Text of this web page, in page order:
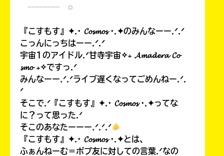
┈┈┈┈ ◌
『こすもす』✦.· 𝓒𝓸𝓼𝓶𝓸𝓼 ·.✦のみんなーー.ᐟ.ᐟ
こっんにっちはーー.ᐟ.ᐟ
宇宙1のアイドル.ᐟ甘寺宇宙✧₊ 𝓐𝓶𝓪𝓭𝓮𝓻𝓪 𝓒𝓸
𝓼𝓶𝓸 ₊✧ですっ.ᐟ
みんなーー.ᐟ.ᐟライブ遅くなってごめんねー.ᐟ.
ᐟ
そこで.ᐟ『こすもす』✦.· 𝓒𝓸𝓼𝓶𝓸𝓼 ·.✦ってな
に？って思った.ᐟ
そこのあなたーーー.ᐟ.ᐟ.ᐟ
『こすもす』✦.· 𝓒𝓸𝓼𝓶𝓸𝓼 ·.✦とは、
ふぁんねーむ＝ポプ友に対しての言葉.ᐟなの